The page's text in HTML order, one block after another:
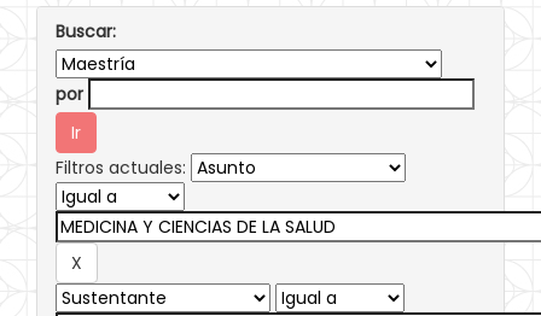
Buscar:
por
Filtros actuales: